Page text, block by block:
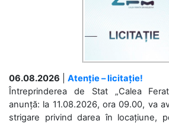
06.08.2026
Atenție – licitație!
Întreprinderea de Stat „Calea
anunță: la 11.08.2026, ora 09.00, va
strigare privind darea în locațiune,